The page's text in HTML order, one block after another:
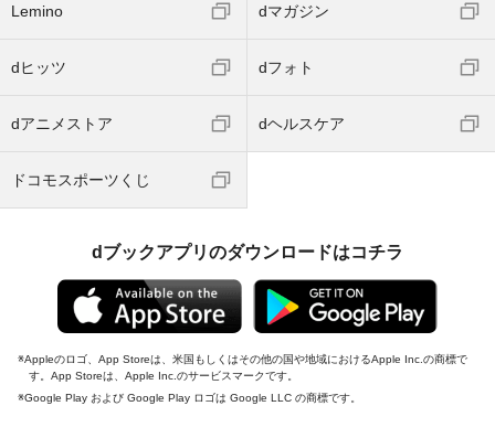
Lemino dマガジン
dヒッツ dフォト
dアニメストア dヘルスケア
ドコモスポーツくじ
dブックアプリのダウンロードはコチラ
Appleのロゴ、App Storeは、米国もしくはその他の国や地域におけるApple Inc.の商標で
す。App Storeは、Apple Inc.のサービスマークです。
Google Play および Google Play ロゴは Google LLC の商標です。